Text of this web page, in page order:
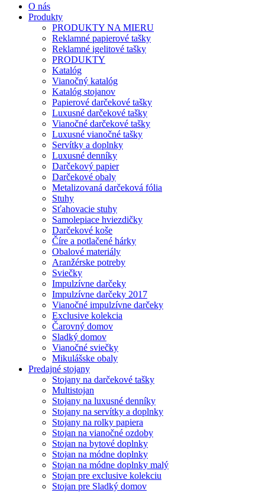
O nás
Produkty
PRODUKTY NA MIERU
Reklamné papierové tašky
Reklamné igelitové tašky
PRODUKTY
Katalóg
Vianočný katalóg
Katalóg stojanov
Papierové darčekové tašky
Luxusné darčekové tašky
Vianočné darčekové tašky
Luxusné vianočné tašky
Servítky a doplnky
Luxusné denníky
Darčekový papier
Darčekové obaly
Metalizovaná darčeková fólia
Stuhy
Sťahovacie stuhy
Samolepiace hviezdičky
Darčekové koše
Číre a potlačené hárky
Obalové materiály
Aranžérske potreby
Sviečky
Impulzívne darčeky
Impulzívne darčeky 2017
Vianočné impulzívne darčeky
Exclusive kolekcia
Čarovný domov
Sladký domov
Vianočné sviečky
Mikulášske obaly
Predajné stojany
Stojany na darčekové tašky
Multistojan
Stojany na luxusné denníky
Stojany na servítky a doplnky
Stojany na rolky papiera
Stojan na vianočné ozdoby
Stojan na bytové doplnky
Stojan na módne doplnky
Stojan na módne doplnky malý
Stojan pre exclusive kolekciu
Stojan pre Sladký domov